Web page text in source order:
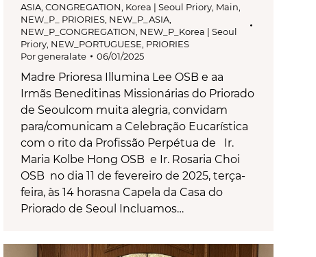
ASIA CONGREGATION Korea | Seoul Priory Main
NEW_P_ PRIORIES NEW_P_ASIA
NEW_P_CONGREGATION NEW_P_Korea | Seoul
Priory NEW_PORTUGUESE PRIORIES
Porgeneralate 06/01/2025
Madre Prioresa Illumina Lee OSB e aa
Irmãs Beneditinas Missionárias do Priorado
de Seoulcom muita alegria, convidam
para/comunicam a Celebração Eucarística
com o rito da Profissão Perpétua de Ir.
Maria Kolbe Hong OSB e Ir. Rosaria Choi
OSB no dia 11 de fevereiro de 2025, terça-
feira, às 14 horasna Capela da Casa do
Priorado de Seoul Incluamos…